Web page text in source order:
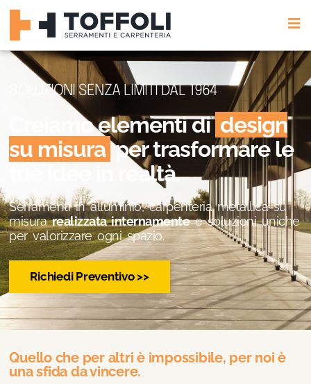
SOLUZIONI SENZA LIMITI DAL 1964
Creiamo elementi di design
su misuraper trasformare le
tue idee in realtà.
Serramenti in alluminio, carpenteria metallica su
misurarealizzata internamentee soluzioni uniche
per valorizzare ogni spazio.
Richiedi Preventivo >>
Quello che per altri è impossibile, per noi è
una sfida da vincere.